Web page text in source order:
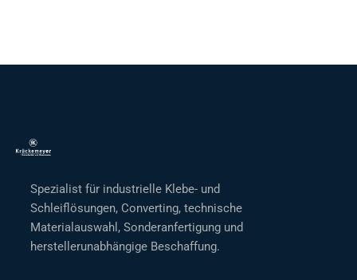
Spezialist für industrielle Klebe- und
Schleiflösungen, Converting, technische
Materialauswahl, Sonderanfertigung und
herstellerunabhängige Beschaffung.